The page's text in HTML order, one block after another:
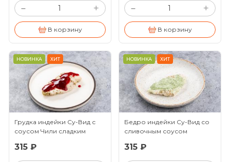
– +
В корзину
– +
В корзину
НОВИНКА ХИТ
Грудка индейки Су-Вид с
соусом Чили сладким
315 ₽
НОВИНКА ХИТ
Бедро индейки Су-Вид со
сливочным соусом
315 ₽